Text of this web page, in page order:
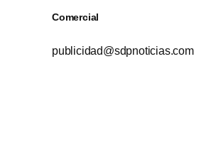
Comercial
publicidad@sdpnoticias.com